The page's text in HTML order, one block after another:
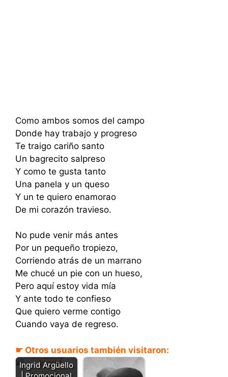
Como ambos somos del campo
Donde hay trabajo y progreso
Te traigo cariño santo
Un bagrecito salpreso
Y como te gusta tanto
Una panela y un queso
Y un te quiero enamorao
De mi corazón travieso.
No pude venir más antes
Por un pequeño tropiezo,
Corriendo atrás de un marrano
Me chucé un pie con un hueso,
Pero aquí estoy vida mía
Y ante todo te confieso
Que quiero verme contigo
Cuando vaya de regreso.
☛ Otros usuarios también visitaron:
muchacho -
Ingrid Argüello